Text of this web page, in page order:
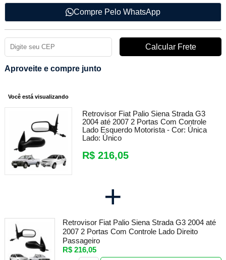
Compre Pelo WhatsApp
Aproveite e compre junto
Você está visualizando
Retrovisor Fiat Palio Siena Strada G3
2004 até 2007 2 Portas Com Controle
Lado Esquerdo Motorista - Cor: Única
Lado: Único
R$ 216,05
+
Retrovisor Fiat Palio Siena Strada G3 2004 até
2007 2 Portas Com Controle Lado Direito
Passageiro
R$ 216,05